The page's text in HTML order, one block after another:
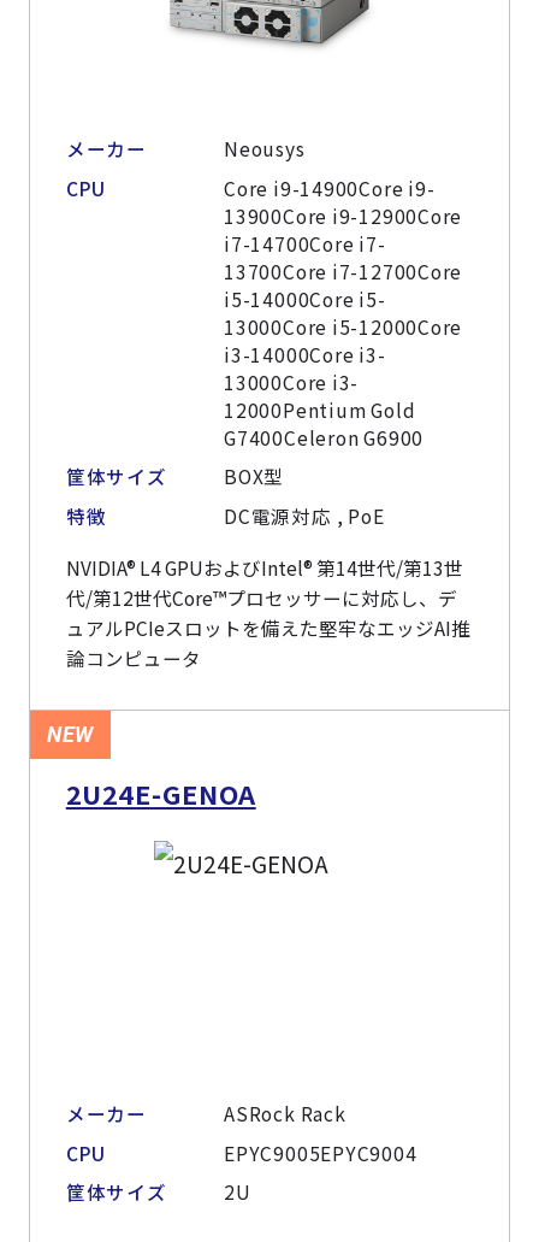
メーカー
Neousys
CPU
Core i9-14900Core i9-
13900Core i9-12900Core
i7-14700Core i7-
13700Core i7-12700Core
i5-14000Core i5-
13000Core i5-12000Core
i3-14000Core i3-
13000Core i3-
12000Pentium Gold
G7400Celeron G6900
筐体サイズ
BOX型
特徴
DC電源対応 , PoE
NVIDIA® L4 GPUおよびIntel® 第14世代/第13世
代/第12世代Core™プロセッサーに対応し、デ
ュアルPCIeスロットを備えた堅牢なエッジAI推
論コンピュータ
NEW
2U24E-GENOA
メーカー
ASRock Rack
CPU
EPYC9005EPYC9004
筐体サイズ
2U